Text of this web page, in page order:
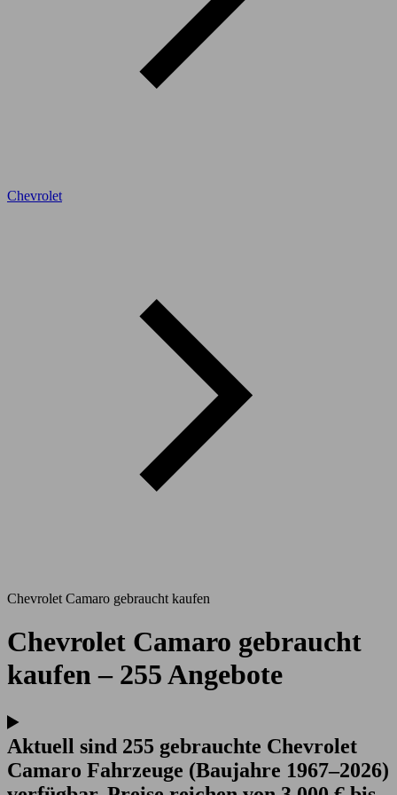
Chevrolet
Chevrolet Camaro gebraucht kaufen
Chevrolet Camaro gebraucht
kaufen – 255 Angebote
Aktuell sind 255 gebrauchte Chevrolet
Camaro Fahrzeuge (Baujahre 1967–2026)